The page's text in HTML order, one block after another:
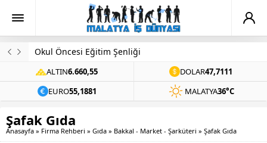
Evinde Ölü Bulundu
ALTIN6.660,55 DOLAR47,7111
EURO55,1881 MALATYA36°C
Şafak Gıda
Anasayfa » Firma Rehberi » Gıda » Bakkal - Market - Şarküteri » Şafak Gıda